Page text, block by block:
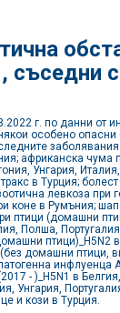
съседни
г. по данни от
особено опасни
африканска чума
Унгария,
в Турция;
левкоза при
коне в Румъния; шап
птици (домашни
Полша,
птици)_H5N2
домашни птици,
инфлуенца
- )_H5N1 в
Унгария,
и кози в Турция.